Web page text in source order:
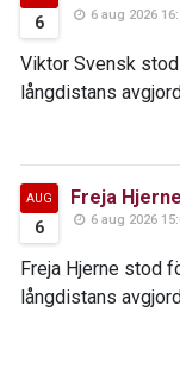
6 6 aug 2026
Viktor Svensk
långdistans
AUG
6
Freja
6 aug 2026
Freja Hjerne stod
långdistans